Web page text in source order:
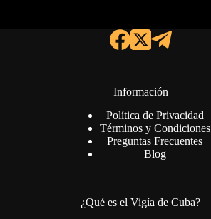
Información
Política de Privacidad
Términos y Condiciones
Preguntas Frecuentes
Blog
¿Qué es el Vigía de Cuba?